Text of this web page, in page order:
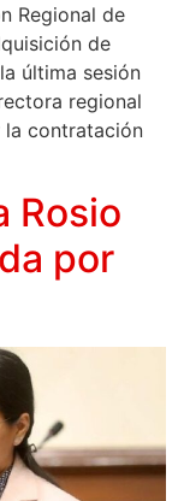
Regional de
de
última sesión
regional
la contratación
Rosio
por